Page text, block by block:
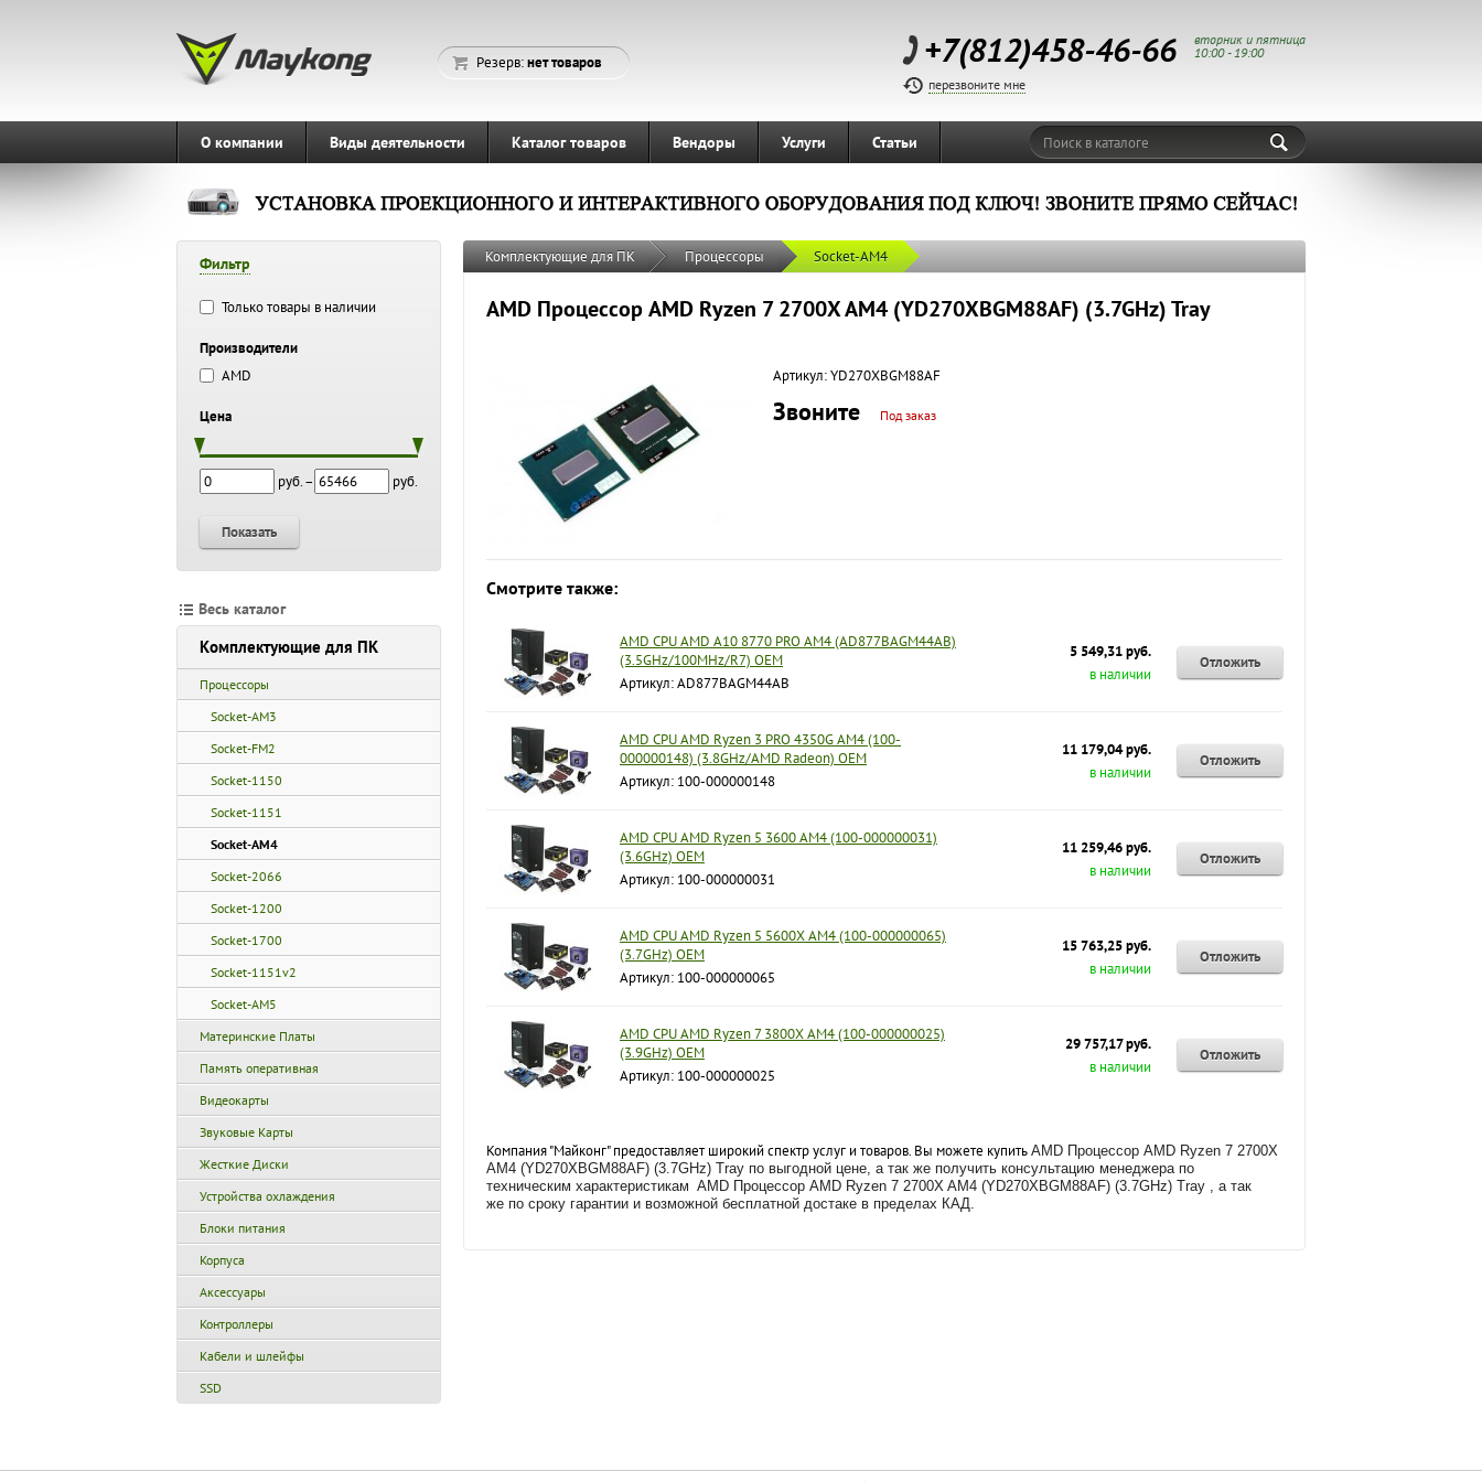
Резерв:нет товаров +7(812)458-46-66
вторник и пятница
10:00 - 19:00
перезвоните мне
О компании Виды деятельности Каталог товаров Вендоры Услуги Статьи Поиск в каталоге
Фильтр
Только товары в наличии
Производители
AMD
Цена
руб. – руб.
Показать
Весь каталог
Комплектующие для ПК
Процессоры
Socket-AM3
Socket-FM2
Socket-1150
Socket-1151
Socket-AM4
Socket-2066
Socket-1200
Socket-1700
Socket-1151v2
Socket-AM5
Материнские Платы
Память оперативная
Видеокарты
Звуковые Карты
Жесткие Диски
Устройства охлаждения
Блоки питания
Корпуса
Аксессуары
Контроллеры
Кабели и шлейфы
SSD
Комплектующие для ПК Процессоры Socket-AM4
AMD Процессор AMD Ryzen 7 2700X AM4 (YD270XBGM88AF) (3.7GHz) Tray
Артикул:YD270XBGM88AF
Звоните Под заказ
Смотрите также:
AMD CPU AMD A10 8770 PRO AM4 (AD877BAGM44AB)
(3.5GHz/100MHz/R7) OEM
Артикул: AD877BAGM44AB
5 549,31 руб.
в наличии
Отложить
AMD CPU AMD Ryzen 3 PRO 4350G AM4 (100-
000000148) (3.8GHz/AMD Radeon) OEM
Артикул: 100-000000148
11 179,04 руб.
в наличии
Отложить
AMD CPU AMD Ryzen 5 3600 AM4 (100-000000031)
(3.6GHz) OEM
Артикул: 100-000000031
11 259,46 руб.
в наличии
Отложить
AMD CPU AMD Ryzen 5 5600X AM4 (100-000000065)
(3.7GHz) OEM
Артикул: 100-000000065
15 763,25 руб.
в наличии
Отложить
AMD CPU AMD Ryzen 7 3800X AM4 (100-000000025)
(3.9GHz) OEM
Артикул: 100-000000025
29 757,17 руб.
в наличии
Отложить
Компания "Майконг" предоставляет широкий спектр услуг и товаров. Вы можете купить AMD Процессор AMD Ryzen 7 2700X
AM4 (YD270XBGM88AF) (3.7GHz) Tray по выгодной цене, а так же получить консультацию менеджера по
техническим характеристикам AMD Процессор AMD Ryzen 7 2700X AM4 (YD270XBGM88AF) (3.7GHz) Tray , а так
же по сроку гарантии и возможной бесплатной достаке в пределах КАД.